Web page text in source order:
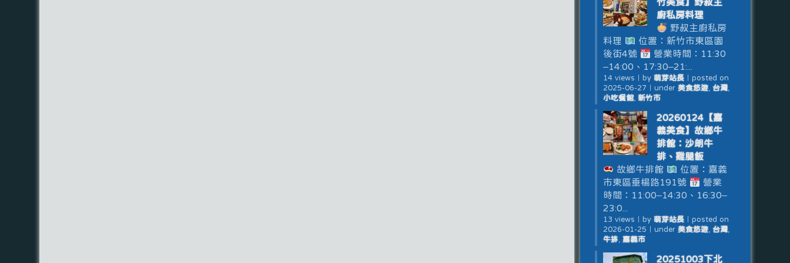
廚私房料理
野叔主廚私房
料理
位置：新竹市東區園
後街4號
營業時間：11:30
–14:00、17:30–21:...
14 views by 萌芽站長｜ posted on
2025-06-27
under 美食悠遊, 台灣,
小吃餐館, 新竹市
20260124【嘉
義美食】故鄉牛
排館：沙朗牛
排、雞腿飯
故鄉牛排館
位置：嘉義
市東區垂楊路191號
營業
時間：11:00–14:30、16:30–
23:0...
13 views by 萌芽站長｜ posted on
2026-01-25
under 美食悠遊, 台灣,
牛排
嘉義市
20251003下北